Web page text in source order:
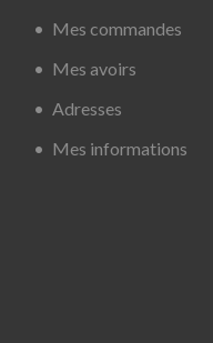
Mes commandes
Mes avoirs
Adresses
Mes informations